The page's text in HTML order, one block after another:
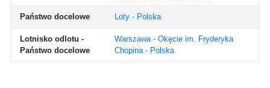
Państwo docelowe Loty - Polska
Lotnisko odlotu -
Państwo docelowe
Warszawa - Okęcie im. Fryderyka
Chopina - Polska